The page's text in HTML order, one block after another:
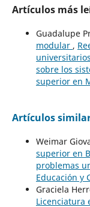
Artículos más
Guadalupe
modular ,
sobre los
superior en
Artículos
Weimar
superior en
problemas
Educación y
Graciela
Licenciatura